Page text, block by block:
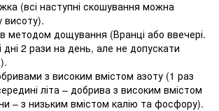
(всі наступні скошування можна
висоту).
методом дощування (Вранці або ввечері.
2 рази на день, але не допускати
з високим вмістом азоту (1 раз
літа – добрива з високим вмістом
– з низьким вмістом калію та фосфору).